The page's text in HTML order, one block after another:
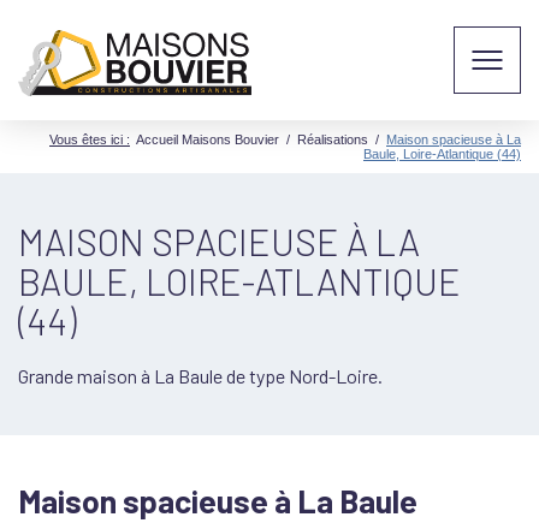
Vous êtes ici : Accueil Maisons Bouvier / Réalisations / Maison spacieuse à La
Baule, Loire-Atlantique (44)
MAISON SPACIEUSE À LA
BAULE, LOIRE-ATLANTIQUE
(44)
Grande maison à La Baule de type Nord-Loire.
Maison spacieuse à La Baule